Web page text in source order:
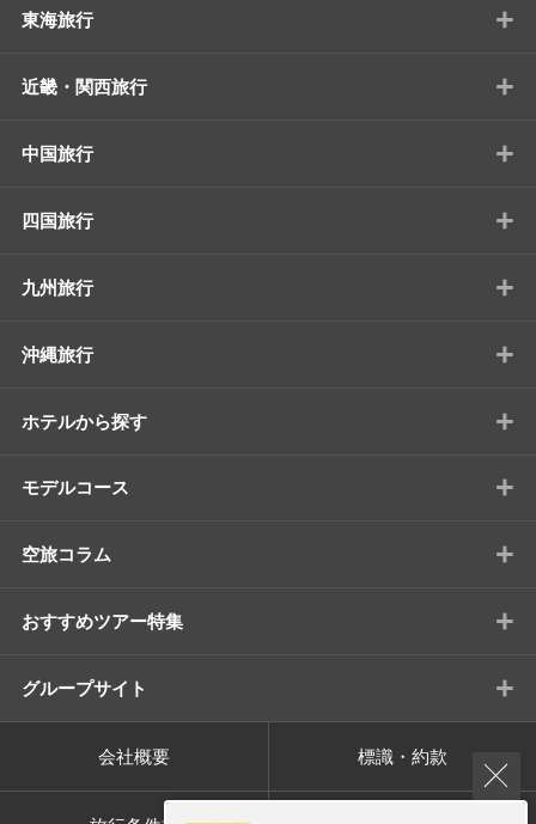
東海旅行 +
近畿・関西旅行 +
中国旅行 +
四国旅行 +
九州旅行 +
沖縄旅行 +
ホテルから探す +
モデルコース +
空旅コラム +
おすすめツアー特集 +
グループサイト +
会社概要 標識・約款